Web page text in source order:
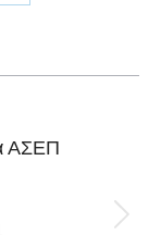
Share
LinkedIn
ΑΣΕΠ